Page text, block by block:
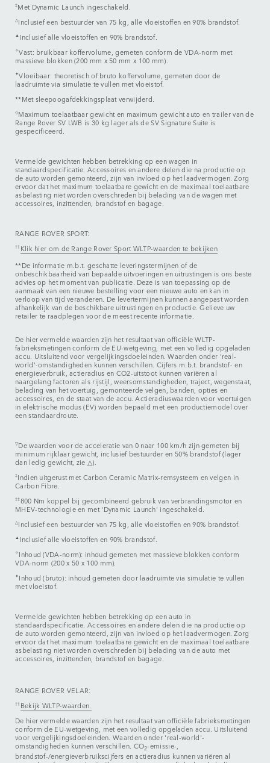
‡Met Dynamic Launch ingeschakeld.
△Inclusief een bestuurder van 75 kg, alle vloeistoffen en 90% brandstof.
▲ Inclusief alle vloeistoffen en 90% brandstof.
✧Vast: bruikbaar koffervolume, gemeten conform de VDA-norm met
massieve blokken (200 mm x 50 mm x 100 mm).
✦Vloeibaar: theoretisch of bruto koffervolume, gemeten door de
laadruimte via simulatie te vullen met vloeistof.
**Met sleepoogafdekkingsplaat verwijderd.
◇Maximum toelaatbaar gewicht en maximum gewicht auto en trailer van de
Range Rover SV LWB is 30 kg lager als de SV Signature Suite is
gespecificeerd.
Vermelde gewichten hebben betrekking op een wagen in
standaardspecificatie. Accessoires en andere delen die na productie op
de auto worden gemonteerd, zijn van invloed op het laadvermogen. Zorg
ervoor dat het maximum toelaatbare gewicht en de maximaal toelaatbare
asbelasting niet worden overschreden bij belading van de wagen met
accessoires, inzittenden, brandstof en bagage.
RANGE ROVER SPORT:
†† Klik hier om de Range Rover Sport WLTP-waarden te bekijken
**De informatie m.b.t. geschatte leveringstermijnen of de
onbeschikbaarheid van bepaalde uitvoeringen en uitrustingen is ons beste
advies op het moment van publicatie. Deze is van toepassing op de
aanmaak van een nieuwe bestelling voor een nieuwe auto en kan in
verloop van tijd veranderen. De levertermijnen kunnen aangepast worden
afhankelijk van de beschikbare uitrustingen en productie. Gelieve uw
retailer te raadplegen voor de meest recente informatie.
De hier vermelde waarden zijn het resultaat van officiële WLTP-
fabrieksmetingen conform de EU-wetgeving, met een volledig opgeladen
accu. Uitsluitend voor vergelijkingsdoeleinden. Waarden onder 'real-
world'-omstandigheden kunnen verschillen. Cijfers m.b.t. brandstof- en
energieverbruik, actieradius en CO2-uitstoot kunnen variëren al
naargelang factoren als rijstijl, weersomstandigheden, traject, wegenstaat,
belading van het voertuig, gemonteerde velgen, banden, opties en
accessoires, en de staat van de accu. Actieradiuswaarden voor voertuigen
in elektrische modus (EV) worden bepaald met een productiemodel over
een standaardroute.
▽De waarden voor de acceleratie van 0 naar 100 km/h zijn gemeten bij
minimum rijklaar gewicht, inclusief bestuurder en 50% brandstof (lager
dan ledig gewicht, zie △).
‡Indien uitgerust met Carbon Ceramic Matrix-remsysteem en velgen in
Carbon Fibre.
‡‡800 Nm koppel bij gecombineerd gebruik van verbrandingsmotor en
MHEV-technologie en met 'Dynamic Launch' ingeschakeld.
△Inclusief een bestuurder van 75 kg, alle vloeistoffen en 90% brandstof.
▲ Inclusief alle vloeistoffen en 90% brandstof.
✧ Inhoud (VDA-norm): inhoud gemeten met massieve blokken conform
VDA-norm (200 x 50 x 100 mm).
✦ Inhoud (bruto): inhoud gemeten door laadruimte via simulatie te vullen
met vloeistof.
Vermelde gewichten hebben betrekking op een auto in
standaardspecificatie. Accessoires en andere delen die na productie op
de auto worden gemonteerd, zijn van invloed op het laadvermogen. Zorg
ervoor dat het maximum toelaatbare gewicht en de maximaal toelaatbare
asbelasting niet worden overschreden bij belading van de auto met
accessoires, inzittenden, brandstof en bagage.
RANGE ROVER VELAR:
†† Bekijk WLTP-waarden.
De hier vermelde waarden zijn het resultaat van officiële fabrieksmetingen
conform de EU-wetgeving, met een volledig opgeladen accu. Uitsluitend
voor vergelijkingsdoeleinden. Waarden onder 'real-world'-
omstandigheden kunnen verschillen. CO2-emissie-,
brandstof-/energieverbruikscijfers en actieradius kunnen variëren al